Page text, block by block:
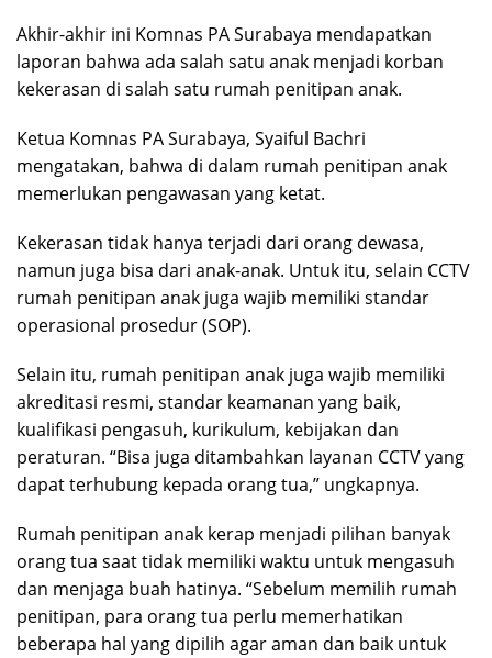
Akhir-akhir ini Komnas PA Surabaya mendapatkan
laporan bahwa ada salah satu anak menjadi korban
kekerasan di salah satu rumah penitipan anak.
Ketua Komnas PA Surabaya, Syaiful Bachri
mengatakan, bahwa di dalam rumah penitipan anak
memerlukan pengawasan yang ketat.
Kekerasan tidak hanya terjadi dari orang dewasa,
namun juga bisa dari anak-anak. Untuk itu, selain CCTV
rumah penitipan anak juga wajib memiliki standar
operasional prosedur (SOP).
Selain itu, rumah penitipan anak juga wajib memiliki
akreditasi resmi, standar keamanan yang baik,
kualifikasi pengasuh, kurikulum, kebijakan dan
peraturan. “Bisa juga ditambahkan layanan CCTV yang
dapat terhubung kepada orang tua,” ungkapnya.
Rumah penitipan anak kerap menjadi pilihan banyak
orang tua saat tidak memiliki waktu untuk mengasuh
dan menjaga buah hatinya. “Sebelum memilih rumah
penitipan, para orang tua perlu memerhatikan
beberapa hal yang dipilih agar aman dan baik untuk